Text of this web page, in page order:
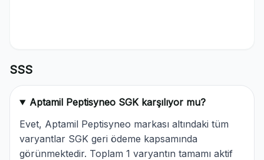
SSS
Aptamil Peptisyneo SGK karşılıyor mu?
Evet, Aptamil Peptisyneo markası altındaki tüm
varyantlar SGK geri ödeme kapsamında
görünmektedir. Toplam 1 varyantın tamamı aktif